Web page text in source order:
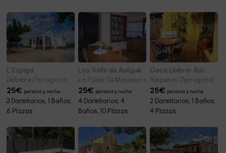
L' Espiga
Deltebre (Tarragona)
25€ persona y noche
3 Dormitorios, 1 Baños,
6 Plazas
Los Trulls de Auligué
La Pobla De Massaluca (Tarragona)
25€ persona y noche
4 Dormitorios, 4
Baños, 10 Plazas
Casa Llebra- Átic
Roquetes (Tarragona)
25€ persona y noche
2 Dormitorios, 1 Baños,
4 Plazas